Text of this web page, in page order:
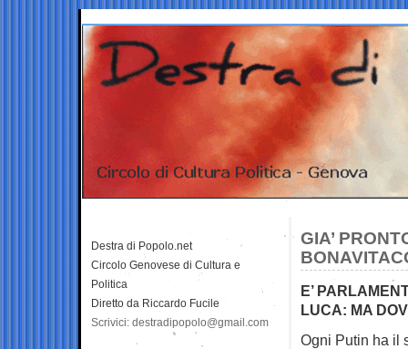
GIA’
E’
LUCA: MA
Ogni Putin ha il
Destra di Popolo.net
Circolo Genovese di Cultura e
Politica
Diretto da Riccardo Fucile
Scrivici: destradipopolo@gmail.com